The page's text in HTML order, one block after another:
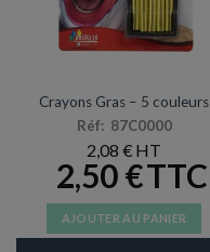
page
du
produit
Crayons Gras – 5 couleurs
Réf: 87C0000
2,08 €
2,50€
AJOUTER AU PANIER